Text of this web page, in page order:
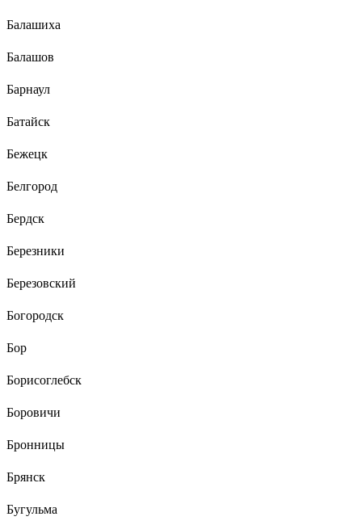
Балашиха
Балашов
Барнаул
Батайск
Бежецк
Белгород
Бердск
Березники
Березовский
Богородск
Бор
Борисоглебск
Боровичи
Бронницы
Брянск
Бугульма